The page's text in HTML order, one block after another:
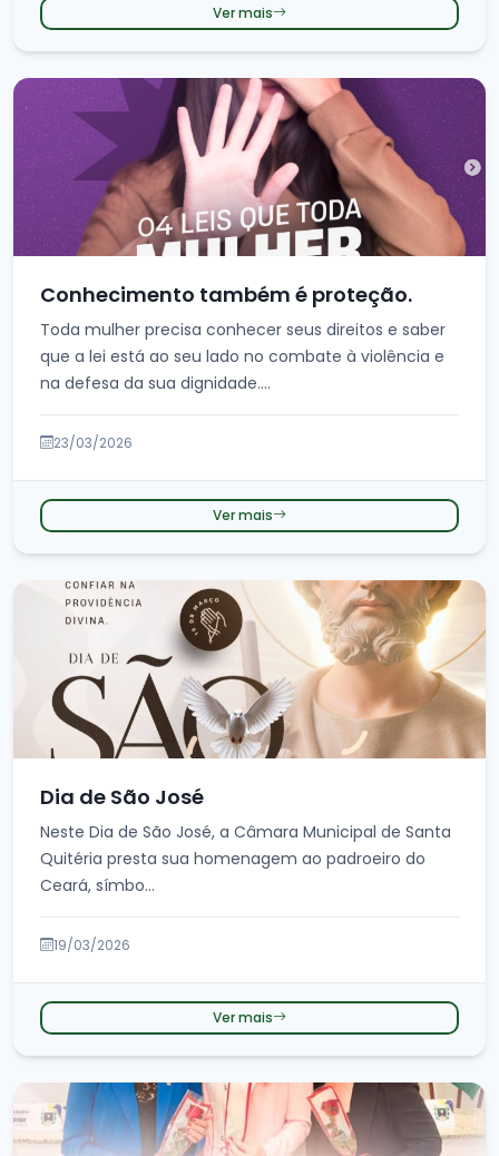
Ver mais
Conhecimento também é proteção.
Toda mulher precisa conhecer seus direitos e saber
que a lei está ao seu lado no combate à violência e
na defesa da sua dignidade....
23/03/2026
Ver mais
Dia de São José
Neste Dia de São José, a Câmara Municipal de Santa
Quitéria presta sua homenagem ao padroeiro do
Ceará, símbo...
19/03/2026
Ver mais